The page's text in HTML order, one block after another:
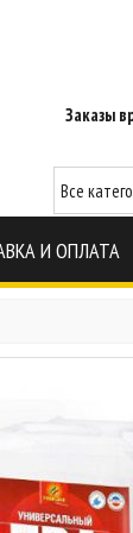
3 часа -
Заказы
И ОПЛАТА